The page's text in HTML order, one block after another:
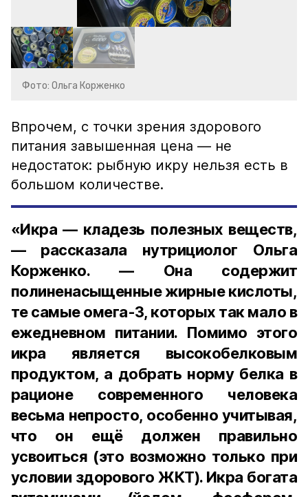
Фото: Ольга Корженко
Впрочем, с точки зрения здорового
питания завышенная цена — не
недостаток: рыбную икру нельзя есть в
большом количестве.
«Икра — кладезь полезных веществ,
— рассказала нутрициолог Ольга
Корженко. — Она содержит
полиненасыщенные жирные кислоты,
те самые омега-3, которых так мало в
ежедневном питании. Помимо этого
икра является высокобелковым
продуктом, а добрать норму белка в
рационе современного человека
весьма непросто, особенно учитывая,
что он ещё должен правильно
усвоиться (это возможно только при
условии здорового ЖКТ). Икра богата